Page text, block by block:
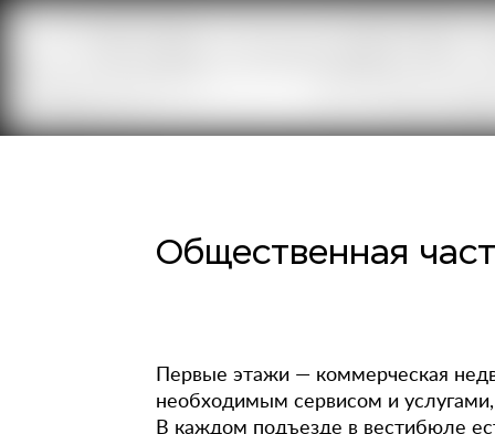
Общественная
Первые этажи — коммерческая
необходимым сервисом и
В каждом подъезде в вестибюле